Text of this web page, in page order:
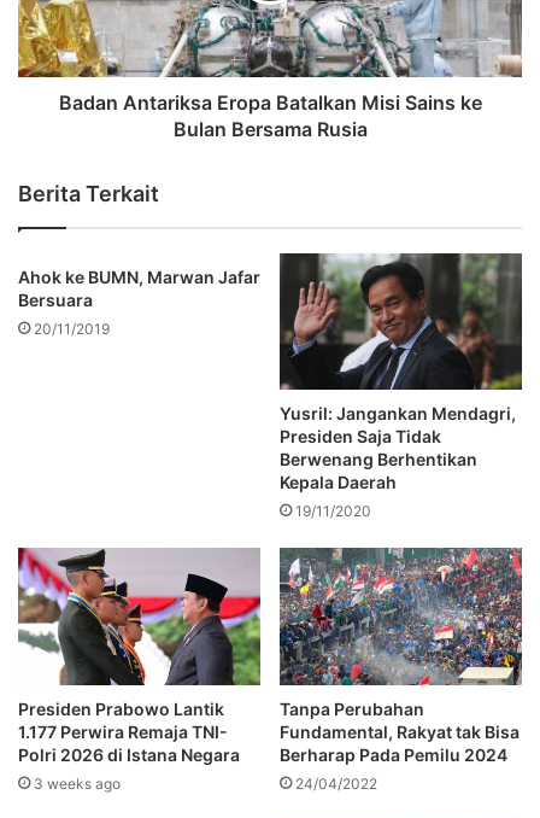
Badan Antariksa Eropa Batalkan Misi Sains ke
Bulan Bersama Rusia
Berita Terkait
Ahok ke BUMN, Marwan Jafar
Bersuara
20/11/2019
Yusril: Jangankan Mendagri,
Presiden Saja Tidak
Berwenang Berhentikan
Kepala Daerah
19/11/2020
Presiden Prabowo Lantik
1.177 Perwira Remaja TNI-
Polri 2026 di Istana Negara
3 weeks ago
Tanpa Perubahan
Fundamental, Rakyat tak Bisa
Berharap Pada Pemilu 2024
24/04/2022